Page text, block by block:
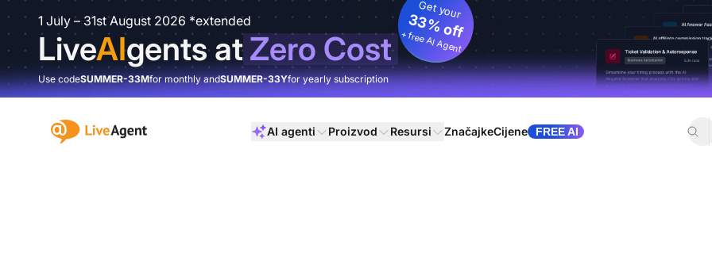
1 July – 31st August 2026 *extended
LiveAIgents atZero Cost
Get your
33% off
+ free AI Agent
Use codeSUMMER-33Mfor monthly andSUMMER-33Yfor yearly subscription
:site.title AI agenti Proizvod Resursi ZnačajkeCijene FREE AI